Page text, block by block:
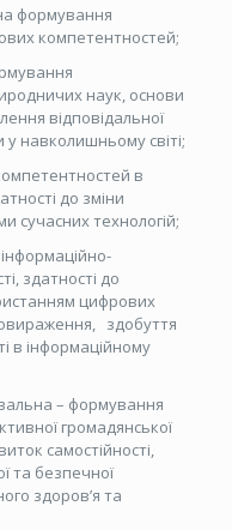
формування
компетентностей;
наук, основи
відповідальної
навколишньому світі;
в
до зміни
сучасних технологій;
здатності до
цифрових
здобуття
в інформаційному
– формування
громадянської
самостійності,
та безпечної
здоров’я та